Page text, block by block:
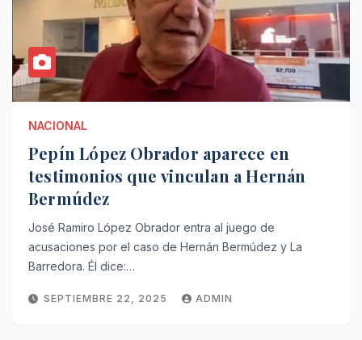
NACIONAL
Pepín López Obrador aparece en
testimonios que vinculan a Hernán
Bermúdez
José Ramiro López Obrador entra al juego de
acusaciones por el caso de Hernán Bermúdez y La
Barredora. Él dice:…
SEPTIEMBRE 22, 2025 ADMIN